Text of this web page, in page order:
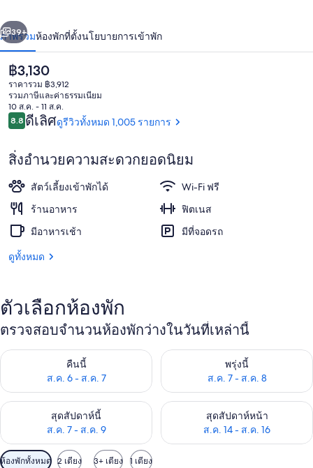
ฮ
อร์
เซ่น
ส์
สปา
า
ถัดไป
39+
ภาพรวมห้องพักที่ตั้งนโยบายการเข้าพัก
ราคา
ปัจจุบัน
฿3,130
฿3,130
ราคารวม ฿3,912
รวมภาษีและค่าธรรมเนียม
10 ส.ค. - 11 ส.ค.
รีวิว
8.88.8 จาก 10
ดีเลิศดูรีวิวทั้งหมด 1,005 รายการ
สิ่งอำนวยความสะดวกยอดนิยม
สัตว์เลี้ยงเข้าพักได้
Wi-Fi ฟรี
ร้านอาหาร
ฟิตเนส
มีอาหารเช้า
มีที่จอดรถ
ดูทั้งหมด
ตัวเลือกห้องพัก
ตรวจสอบจำนวนห้องพักว่างในวันที่เหล่านี้
คืนนี้
ส.ค. 6 - ส.ค. 7
ตรวจสอบจำนวนห้องพักว่างในคืนนี้ ส.ค. 6 - ส.ค. 7พรุ่งนี้
ส.ค. 7 - ส.ค. 8
ตรวจสอบจำนวนห้องพักว่างใน
สุดสัปดาห์นี้
ส.ค. 7 - ส.ค. 9
ตรวจสอบจำนวนห้องพักว่างในสุดสัปดาห์นี้ ส.ค. 7 - ส.ค. 9
สุดสัปดาห์หน้า
ส.ค. 14 - ส.ค. 16
ตรวจสอบจำนวนห้องพักว่างใน
ตัว
ห้องพักทั้งหมด 2 เตียง 3+ เตียง 1 เตียง